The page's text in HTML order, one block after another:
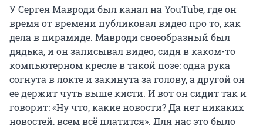
У Сергея Мавроди был канал на YouTube, где он
время от времени публиковал видео про то, как
дела в пирамиде. Мавроди своеобразный был
дядька, и он записывал видео, сидя в каком-то
компьютерном кресле в такой позе: одна рука
согнута в локте и закинута за голову, а другой он
ее держит чуть выше кисти. И вот он сидит так и
говорит: «Ну что, какие новости? Да нет никаких
новостей, всем всё платится». Для нас это было